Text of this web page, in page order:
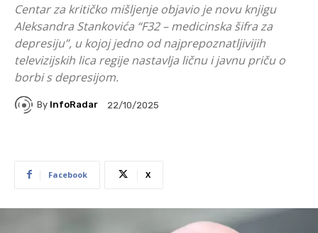
Centar za kritičko mišljenje objavio je novu knjigu
Aleksandra Stankovića “F32 – medicinska šifra za
depresiju”, u kojoj jedno od najprepoznatljivijih
televizijskih lica regije nastavlja ličnu i javnu priču o
borbi s depresijom.
By InfoRadar 22/10/2025
Facebook X